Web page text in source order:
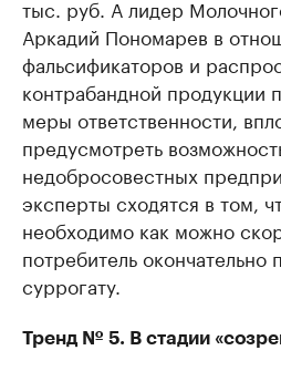
тыс. руб. А лидер
Аркадий Пономарев в
фальсификаторов и
контрабандной продукции
меры ответственности,
предусмотреть
недобросовестных
эксперты сходятся в том,
необходимо как можно
потребитель окончательно
суррогату.
Тренд № 5. В стадии